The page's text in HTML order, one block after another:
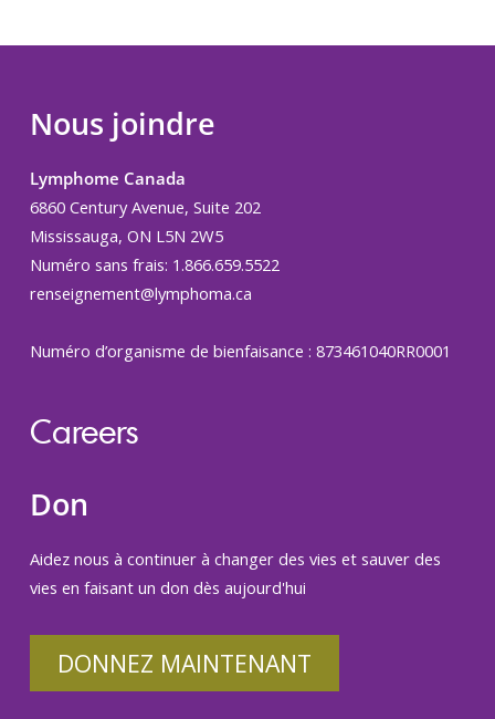
Nous joindre
Lymphome Canada
6860 Century Avenue, Suite 202
Mississauga, ON L5N 2W5
Numéro sans frais: 1.866.659.5522
renseignement@lymphoma.ca
Numéro d’organisme de bienfaisance : 873461040RR0001
Careers
Don
Aidez nous à continuer à changer des vies et sauver des
vies en faisant un don dès aujourd'hui
DONNEZ MAINTENANT